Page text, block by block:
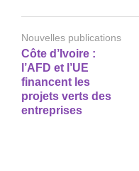
Nouvelles publications
Côte d’Ivoire :
l’AFD et l’UE
financent les
projets verts des
entreprises